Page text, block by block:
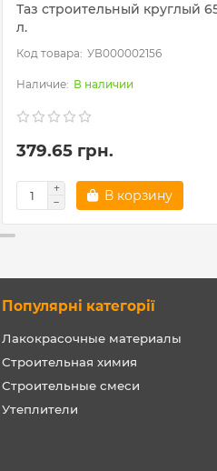
Таз строительный круглый
л.
УВ000002156
В наличии
379.65 грн.
В корзину
Популярні категорії
Лакокрасочные материалы
Строительная химия
Строительные смеси
Утеплители